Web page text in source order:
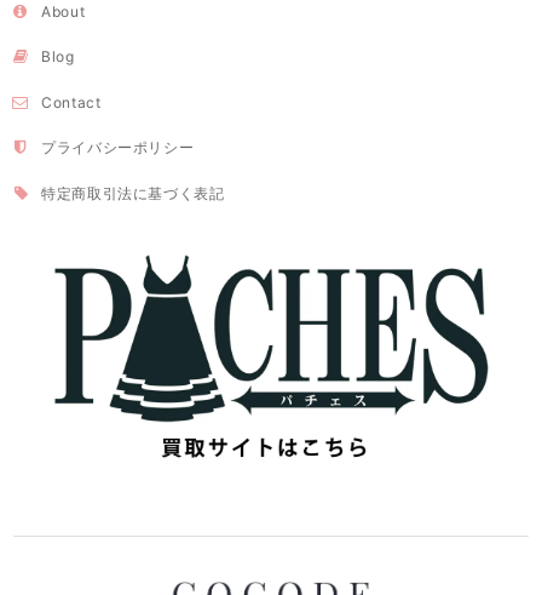
About
Blog
Contact
プライバシーポリシー
特定商取引法に基づく表記